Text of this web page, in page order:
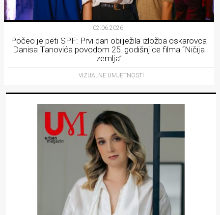
02.06.2026.
Počeo je peti SPF: Prvi dan obilježila izložba oskarovca
Danisa Tanovića povodom 25. godišnjice filma “Ničija
zemlja”
VIZUALNE UMJETNOSTI